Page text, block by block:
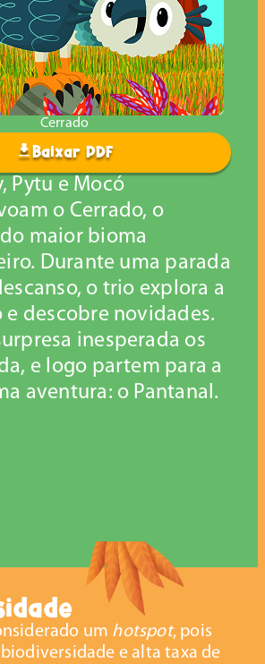
Cerrado
Baixar PDF
Pytu e Mocó
o Cerrado, o
maior bioma
Durante uma parada
o trio explora a
e descobre novidades.
inesperada os
e logo partem para a
aventura: o Pantanal.
um hotspot, pois
e alta taxa de